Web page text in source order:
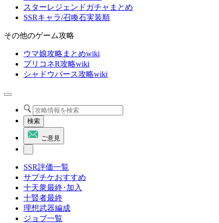
スターレジェンドガチャまとめ
SSRキャラ/召喚石実装順
その他のゲーム攻略
ウマ娘攻略まとめwiki
プリコネR攻略wiki
シャドウバース攻略wiki
検索
ご意見
SSR評価一覧
サプチケおすすめ
十天衆最終･加入
十賢者最終
理想武器編成
ジョブ一覧